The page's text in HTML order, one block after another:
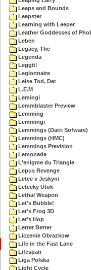
Leaps and Bounds
Leapster
Learning with Leeper
Leather Goddesses of
Leben
Legacy, The
Legenda
Leggit!
Legionnaire
Leise Tod, Der
L.E.M
Lemingi
Lemmblaster Preview
Lemming
Lemmingi
Lemmings (Datri Sofware)
Lemmings (HMC)
Lemmings Prevision
Lemonade
L'enigme du Triangle
Lepus Revenge
Letec v Jeskyni
Letecky Utok
Lethal Weapon
Let's Bubble!
Let's Frog 3D
Let's Hop
Letter Better
Liczenie Obrazkow
Life in the Fast Lane
Lifespan
Liga Polska
Light Cycle